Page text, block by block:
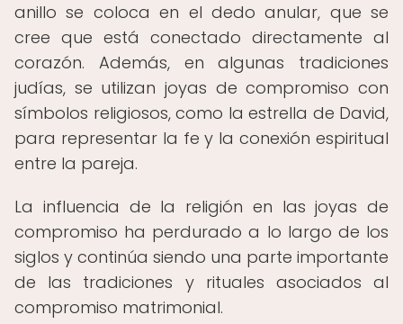
anillo se coloca en el dedo anular, que se
cree que está conectado directamente al
corazón. Además, en algunas tradiciones
judías, se utilizan joyas de compromiso con
símbolos religiosos, como la estrella de David,
para representar la fe y la conexión espiritual
entre la pareja.
La influencia de la religión en las joyas de
compromiso ha perdurado a lo largo de los
siglos y continúa siendo una parte importante
de las tradiciones y rituales asociados al
compromiso matrimonial.